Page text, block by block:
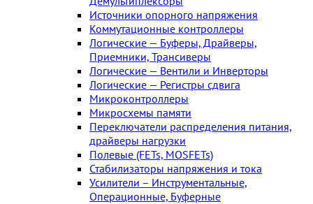
Источники опорного напряжения
Коммутационные контроллеры
Логические — Буферы, Драйверы,
Приемники, Трансиверы
Логические — Вентили и Инверторы
Логические — Регистры сдвига
Микроконтроллеры
Микросхемы памяти
Переключатели распределения питания,
драйверы нагрузки
Полевые (FETs, MOSFETs)
Стабилизаторы напряжения и тока
Усилители – Инструментальные,
Операционные, Буферные